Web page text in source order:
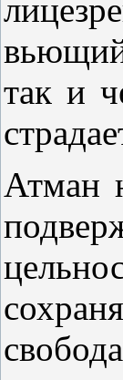
вьющий
так и
Атман